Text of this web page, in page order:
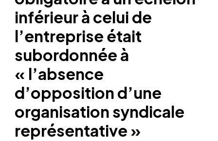
inférieur à celui de
l’entreprise était
subordonnée à
« l’absence
d’opposition d’une
organisation syndicale
représentative »